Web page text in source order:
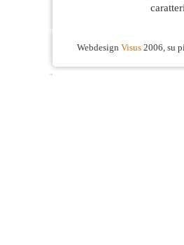
Webdesign Visus 2006, su